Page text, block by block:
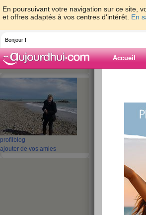
En poursuivant votre navigation sur ce site,
et offres adaptés à vos centres d'intérêt. En
Bonjour !
Accueil
profil blog
ajouter de vos amies
Blog
UNE
publié le 24/
VOILA MON FILS
PLUS MAMIE JE